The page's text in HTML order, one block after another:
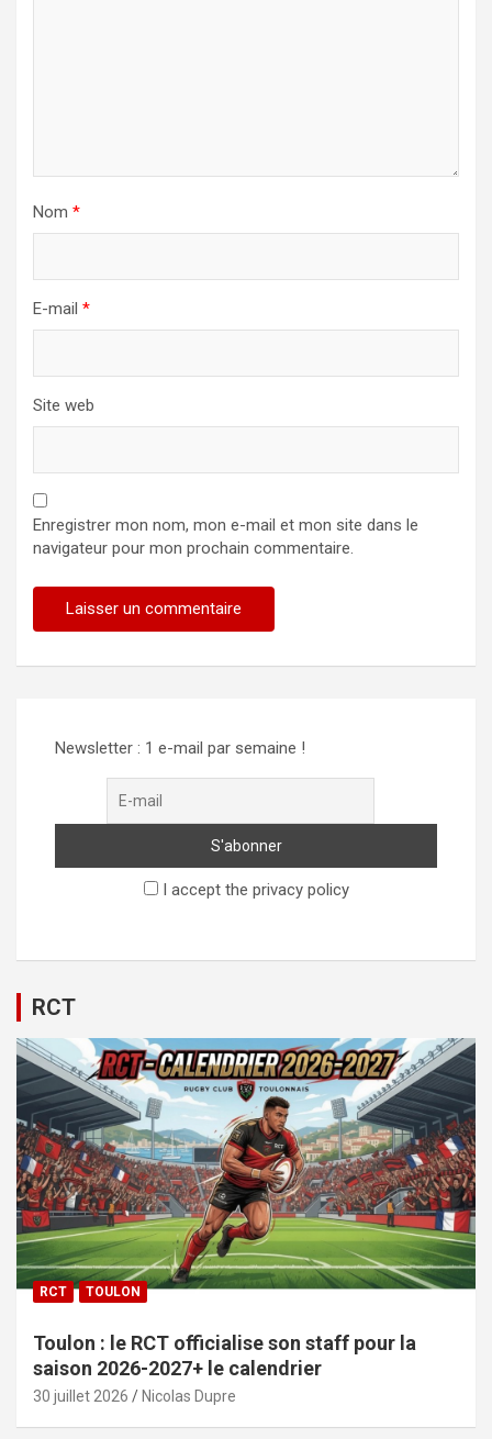
Nom *
E-mail *
Site web
Enregistrer mon nom, mon e-mail et mon site dans le
navigateur pour mon prochain commentaire.
Newsletter : 1 e-mail par semaine !
I accept the privacy policy
RCT
RCT TOULON
Toulon : le RCT officialise son staff pour la
saison 2026-2027+ le calendrier
30 juillet 2026 Nicolas Dupre